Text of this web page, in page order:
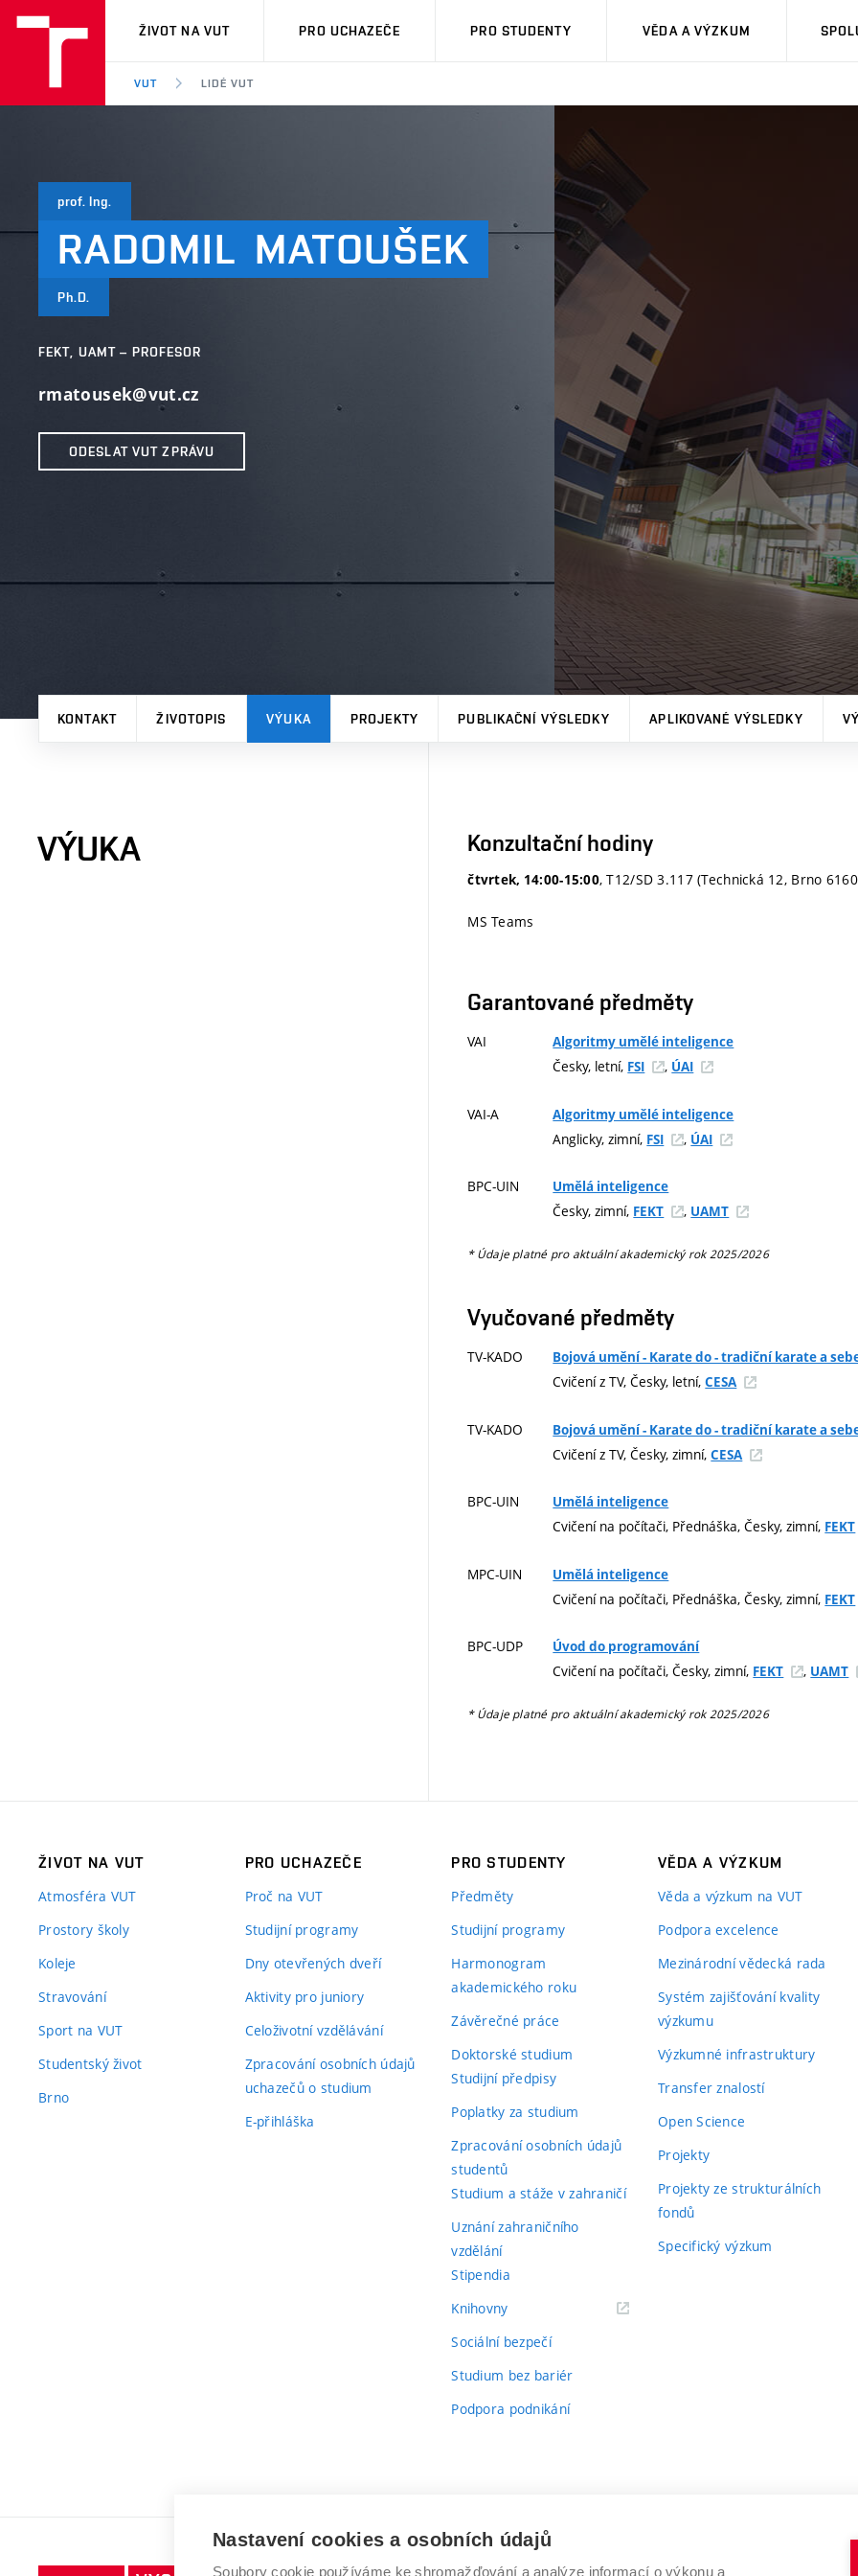
VUT
ŽIVOT NA VUT PRO UCHAZEČE PRO STUDENTY VĚDA A VÝZKUM
VUT LIDÉ VUT
prof. Ing.
RADOMIL MATOUŠEK
Ph.D.
FEKT, UAMT – PROFESOR
rmatousek@vut.cz
ODESLAT VUT ZPRÁVU
KONTAKT ŽIVOTOPIS VÝUKA PROJEKTY PUBLIKAČNÍ VÝSLEDKY APLIKOVANÉ VÝSLEDKY
VÝUKA Konzultační hodiny
čtvrtek, 14:00-15:00, T12/SD 3.117 (Technická 12, Brno
MS Teams
Garantované předměty
VAI Algoritmy umělé inteligence
Česky, letní, FSI , ÚAI
VAI-A Algoritmy umělé inteligence
Anglicky, zimní, FSI , ÚAI
BPC-UIN Umělá inteligence
Česky, zimní, FEKT , UAMT
* Údaje platné pro aktuální akademický rok 2025/2026
Vyučované předměty
TV-KADO Bojová umění - Karate do - tradiční karate a
Cvičení z TV, Česky, letní,CESA
TV-KADO Bojová umění - Karate do - tradiční karate a
Cvičení z TV, Česky, zimní,CESA
BPC-UIN Umělá inteligence
Cvičení na počítači, Přednáška, Česky, zimní, FEKT
MPC-UIN Umělá inteligence
Cvičení na počítači, Přednáška, Česky, zimní, FEKT
BPC-UDP Úvod do programování
Cvičení na počítači, Česky, zimní, FEKT , UAMT
* Údaje platné pro aktuální akademický rok 2025/2026
ŽIVOT NA VUT
Atmosféra VUT
Prostory školy
Koleje
Stravování
Sport na VUT
Studentský život
Brno
PRO UCHAZEČE
Proč na VUT
Studijní programy
Dny otevřených dveří
Aktivity pro juniory
Celoživotní vzdělávání
Zpracování osobních údajů
uchazečů o studium
E-přihláška
PRO STUDENTY
Předměty
Studijní programy
Harmonogram
akademického roku
Závěrečné práce
Doktorské studium
Studijní předpisy
Poplatky za studium
Zpracování osobních údajů
studentů
Studium a stáže v zahraničí
Uznání zahraničního
vzdělání
Stipendia
Knihovny(externí
Sociální bezpečí
Studium bez bariér
Podpora podnikání
VĚDA A VÝZKUM
Věda a výzkum na VUT
Podpora excelence
Mezinárodní vědecká rada
Systém zajišťování kvality
výzkumu
Výzkumné infrastruktury
Transfer znalostí
Open Science
Projekty
Projekty ze strukturálních
fondů
Specifický výzkum
Nastavení cookies a osobních údajů
Soubory cookie používáme ke shromažďování a analýze informací o výkonu a